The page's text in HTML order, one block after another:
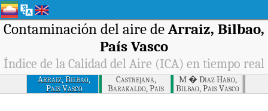
Contaminación del aire de Arraiz, Bilbao,
País Vasco
Índice de la Calidad del Aire (ICA) en tiempo real
Arraiz, Bilbao,
Pais Vasco
Castrejana,
Barakaldo, Pais
Vasco
M � Diaz Haro,
Bilbao, Pais Vasco